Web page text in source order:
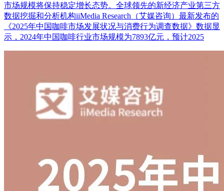
市场规模将保持稳定增长态势。全球领先的新经济产业第三方
数据挖掘和分析机构iiMedia Research（艾媒咨询）最新发布的
《2025年中国咖啡市场发展状况与消费行为调查数据》数据显
示，2024年中国咖啡行业市场规模为7893亿元，预计2025